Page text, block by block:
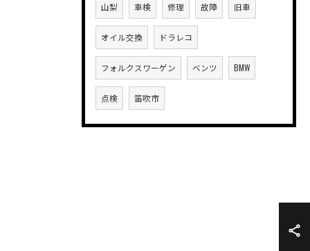
山梨 車検 修理 故障 旧車
オイル交換 ドラレコ
フォルクスワーゲン ベンツ BMW
点検 笛吹市